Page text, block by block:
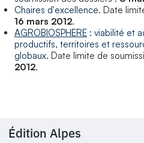
Chaires d'excellence. Date
16 mars 2012.
AGROBIOSPHERE : viabilité et
productifs, territoires et
globaux. Date limite de
2012.
Édition Alpes